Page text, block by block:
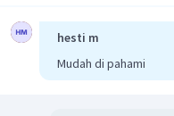
perbandingan koefisien
X : Y : Z
= mol X : mol Y : mol Z
= 0,1 mol : 0,3 mol : 0,2
hesti m
Mudah di pahami